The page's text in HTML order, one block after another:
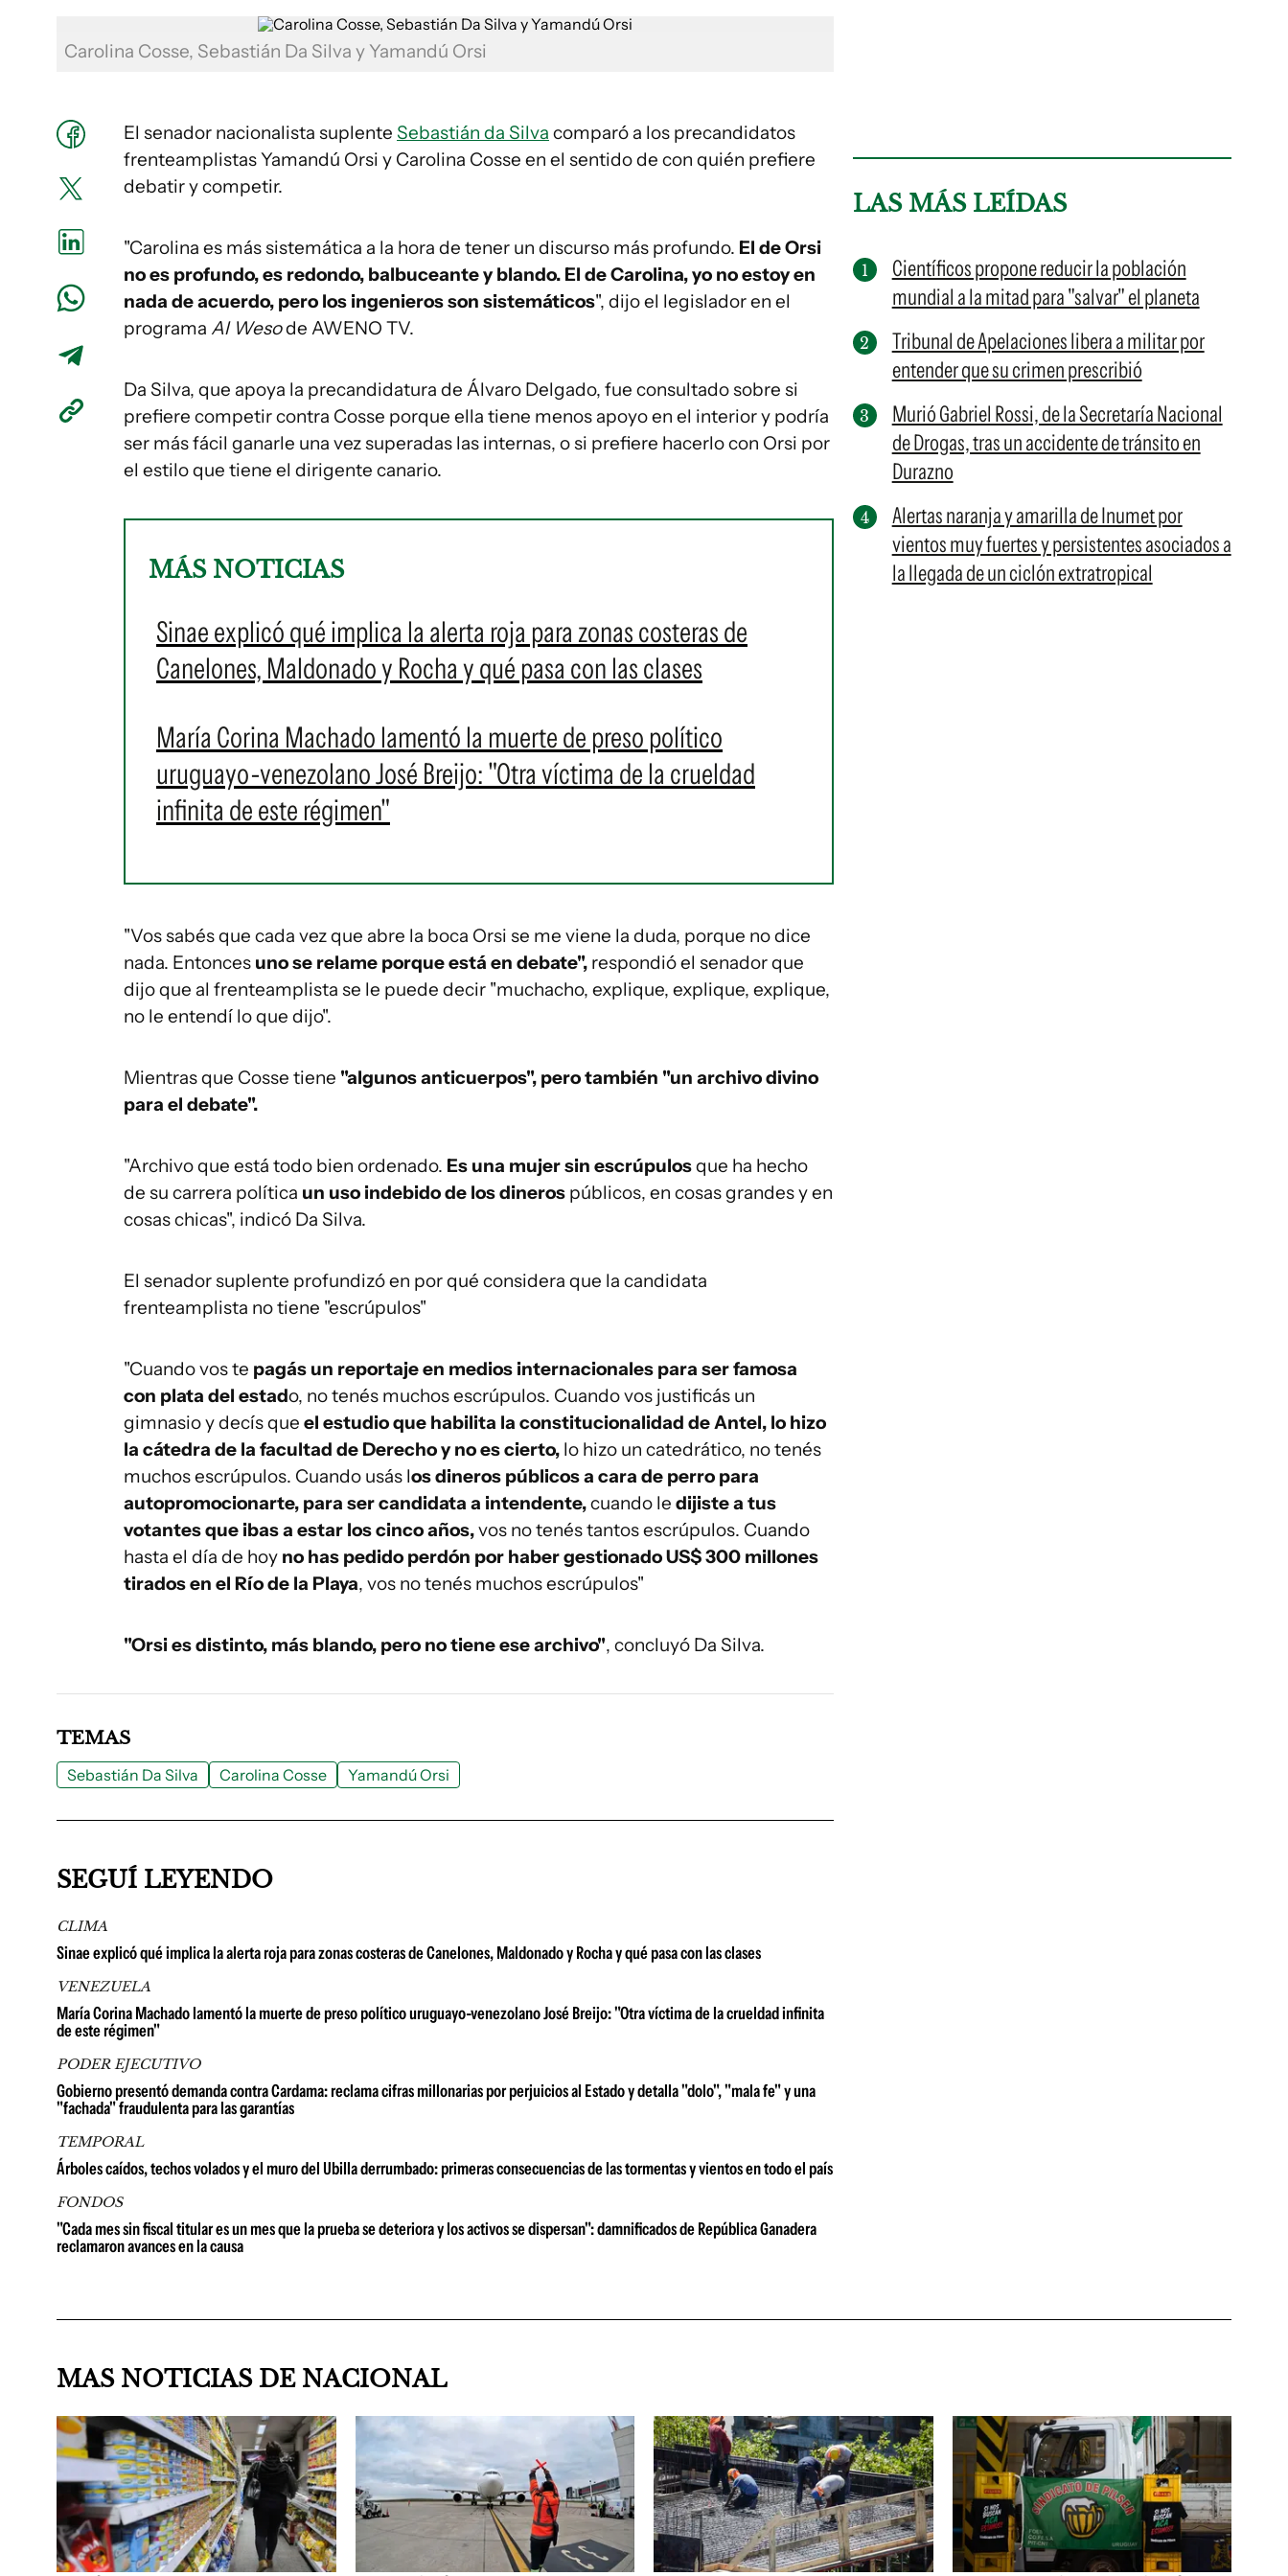
Carolina Cosse, Sebastián Da Silva y Yamandú Orsi
El senador nacionalista suplente Sebastián da Silva comparó a los precandidatos
frenteamplistas Yamandú Orsi y Carolina Cosse en el sentido de con quién prefiere
debatir y competir.
"Carolina es más sistemática a la hora de tener un discurso más profundo. El de Orsi
no es profundo, es redondo, balbuceante y blando. El de Carolina, yo no estoy en
nada de acuerdo, pero los ingenieros son sistemáticos", dijo el legislador en el
programa Al Wesode AWENO TV.
Da Silva, que apoya la precandidatura de Álvaro Delgado, fue consultado sobre si
prefiere competir contra Cosse porque ella tiene menos apoyo en el interior y podría
ser más fácil ganarle una vez superadas las internas, o si prefiere hacerlo con Orsi por
el estilo que tiene el dirigente canario.
MÁS NOTICIAS
Sinae explicó qué implica la alerta roja para zonas costeras de
Canelones, Maldonado y Rocha y qué pasa con las clases
María Corina Machado lamentó la muerte de preso político
uruguayo-venezolano José Breijo: "Otra víctima de la crueldad
infinita de este régimen"
"Vos sabés que cada vez que abre la boca Orsi se me viene la duda, porque no dice
nada. Entonces uno se relame porque está en debate", respondió el senador que
dijo que al frenteamplista se le puede decir "muchacho, explique, explique, explique,
no le entendí lo que dijo".
Mientras que Cosse tiene "algunos anticuerpos", pero también "un archivo divino
para el debate".
"Archivo que está todo bien ordenado. Es una mujer sin escrúpulosque ha hecho
de su carrera política un uso indebido de los dineros públicos, en cosas grandes y en
cosas chicas", indicó Da Silva.
El senador suplente profundizó en por qué considera que la candidata
frenteamplista no tiene "escrúpulos"
"Cuando vos te pagás un reportaje en medios internacionales para ser famosa
con plata del estado, no tenés muchos escrúpulos. Cuando vos justificás un
gimnasio y decís que el estudio que habilita la constitucionalidad de Antel, lo hizo
la cátedra de la facultad de Derecho y no es cierto, lo hizo un catedrático, no tenés
muchos escrúpulos. Cuando usás los dineros públicos a cara de perro para
autopromocionarte, para ser candidata a intendente,cuando le dijiste a tus
votantes que ibas a estar los cinco años,vos no tenés tantos escrúpulos. Cuando
hasta el día de hoy no has pedido perdón por haber gestionado US$ 300 millones
tirados en el Río de la Playa, vos no tenés muchos escrúpulos"
"Orsi es distinto, más blando, pero no tiene ese archivo", concluyó Da Silva.
LAS MÁS LEÍDAS
Científicos propone reducir la población
mundial a la mitad para "salvar" el planeta
Tribunal de Apelaciones libera a militar por
entender que su crimen prescribió
Murió Gabriel Rossi, de la Secretaría Nacional
de Drogas, tras un accidente de tránsito en
Durazno
Alertas naranja y amarilla de Inumet por
vientos muy fuertes y persistentes asociados a
la llegada de un ciclón extratropical
TEMAS
Sebastián Da Silva Carolina Cosse Yamandú Orsi
SEGUÍ LEYENDO
CLIMA
Sinae explicó qué implica la alerta roja para zonas costeras de Canelones, Maldonado y Rocha y qué pasa con las clases
VENEZUELA
María Corina Machado lamentó la muerte de preso político uruguayo-venezolano José Breijo: "Otra víctima de la crueldad infinita
de este régimen"
PODER EJECUTIVO
Gobierno presentó demanda contra Cardama: reclama cifras millonarias por perjuicios al Estado y detalla "dolo", "mala fe" y una
"fachada" fraudulenta para las garantías
TEMPORAL
Árboles caídos, techos volados y el muro del Ubilla derrumbado: primeras consecuencias de las tormentas y vientos en todo el país
FONDOS
"Cada mes sin fiscal titular es un mes que la prueba se deteriora y los activos se dispersan": damnificados de República Ganadera
reclamaron avances en la causa
MAS NOTICIAS DE NACIONAL